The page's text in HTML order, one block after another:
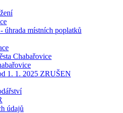
úhrada místních poplatků
Chabařovice
1. 1. 2025 ZRUŠEN
údajů